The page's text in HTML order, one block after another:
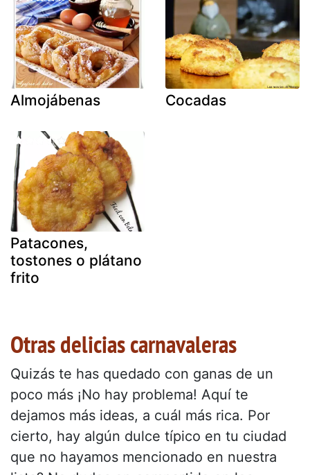
Almojábenas Cocadas
Patacones,
tostones o plátano
frito
Otras delicias carnavaleras
Quizás te has quedado con ganas de un
poco más ¡No hay problema! Aquí te
dejamos más ideas, a cuál más rica. Por
cierto, hay algún dulce típico en tu ciudad
que no hayamos mencionado en nuestra